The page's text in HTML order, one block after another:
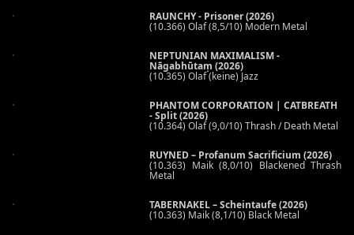
RAUNCHY - Prisoner (2026)
(10.366) Olaf (8,5/10) Modern Metal
NEPTUNIAN MAXIMALISM -
Nāgabhūtaṃ (2026)
(10.365) Olaf (keine) Jazz
PHANTOM CORPORATION | CATBREATH
- Split (2026)
(10.364) Olaf (9,0/10) Thrash / Death Metal
RUYNED – Profanum Sacrificium (2026)
(10.363) Maik (8,0/10) Blackened Thrash
Metal
TABERNAKEL – Scheintaufe (2026)
(10.363) Maik (8,1/10) Black Metal